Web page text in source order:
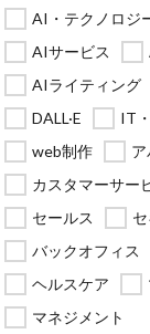
AI・テクノロジ
AIサービス
AIライティング
DALL·E
IT
web制作
カスタマーサー
セールス
バックオフィス
ヘルスケア
マネジメント